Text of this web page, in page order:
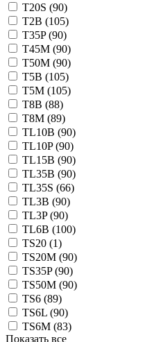
T20S (90)
T2B (105)
T35P (90)
T45M (90)
T50M (90)
T5B (105)
T5M (105)
T8B (88)
T8M (89)
TL10B (90)
TL10P (90)
TL15B (90)
TL35B (90)
TL35S (66)
TL3B (90)
TL3P (90)
TL6B (100)
TS20 (1)
TS20M (90)
TS35P (90)
TS50M (90)
TS6 (89)
TS6L (90)
TS6M (83)
Показать все